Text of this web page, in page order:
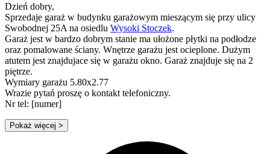
Dzień dobry,
Sprzedaje garaż w budynku garażowym mieszącym się przy ulicy
Swobodnej 25A na osiedlu Wysoki Stoczek.
Garaż jest w bardzo dobrym stanie ma ułożone płytki na podłodze
oraz pomalowane ściany. Wnętrze garażu jest ocieplone. Dużym
atutem jest znajdujace się w garażu okno. Garaż znajduje się na 2
piętrze.
Wymiary garażu 5.80x2.77
Wrazie pytań proszę o kontakt telefoniczny.
Nr tel: [numer]
Pokaż więcej >